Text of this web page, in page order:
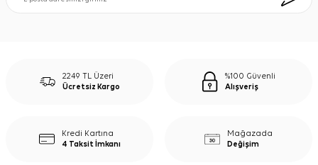
2249 TL Üzeri
Ücretsiz Kargo
%100 Güvenli
Alışveriş
Kredi Kartına
4 Taksit İmkanı
Mağazada
Değişim